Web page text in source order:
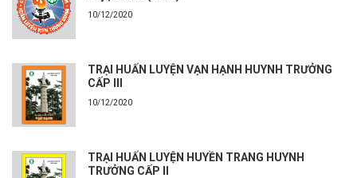
10/12/2020
TRẠI HUẤN LUYỆN VẠN HẠNH HUYNH TRƯỞNG
CẤP III
10/12/2020
TRẠI HUẤN LUYỆN HUYỀN TRANG HUYNH
TRƯỞNG CẤP II